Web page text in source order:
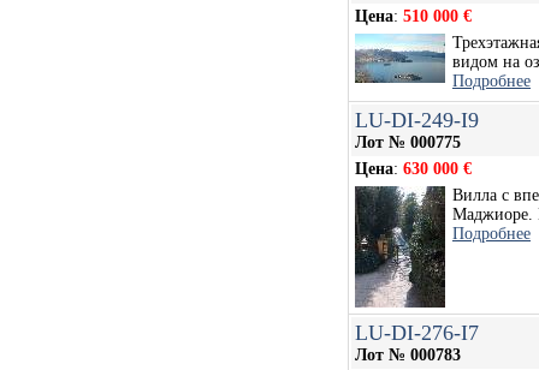
Цена: 510 000 €
видом на
Подробнее
LU-DI-249-I9
Лот № 000775
Цена: 630 000 €
Вилла с
Маджиоре.
Подробнее
LU-DI-276-I7
Лот № 000783